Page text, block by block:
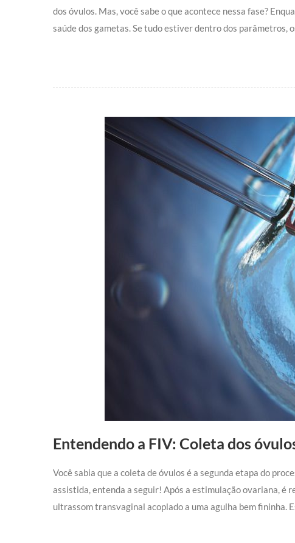
dos óvulos. Mas, você sabe o que acontece nessa fase?
saúde dos gametas. Se tudo estiver dentro dos parâmetros,
Entendendo a FIV: Coleta dos
Você sabia que a coleta de óvulos é a segunda etapa do
assistida, entenda a seguir! Após a estimulação ovariana, é
ultrassom transvaginal acoplado a uma agulha bem fininha.